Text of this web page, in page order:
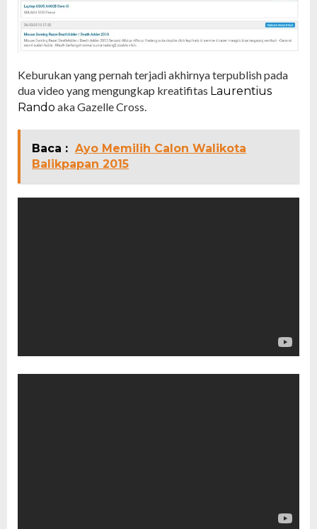
Keburukan yang pernah terjadi akhirnya terpublish pada
dua video yang mengungkap kreatifitas Laurentius
Rando aka Gazelle Cross.
Baca : Ayo Memilih Calon Walikota
Balikpapan 2015